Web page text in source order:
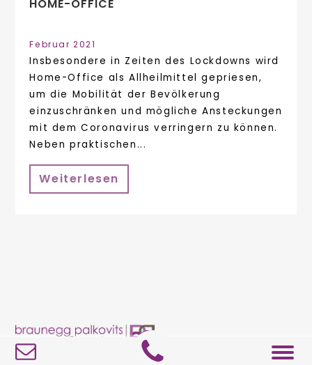
HOME-OFFICE
Februar 2021
Insbesondere in Zeiten des Lockdowns wird
Home-Office als Allheilmittel gepriesen,
um die Mobilität der Bevölkerung
einzuschränken und mögliche Ansteckungen
mit dem Coronavirus verringern zu können.
Neben praktischen...
Weiterlesen